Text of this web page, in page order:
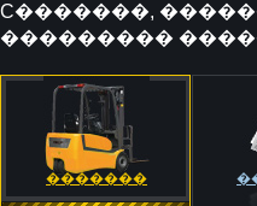
C�������,
���������
�������